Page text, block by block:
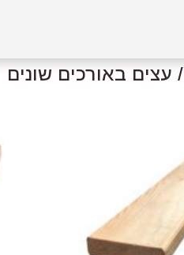
/ עצים באורכים שונים